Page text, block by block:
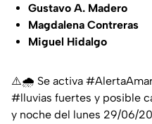
Gustavo A. Madero
Magdalena Contreras
Miguel Hidalgo
⚠️🌧️ Se activa
#lluvias fuertes y posible
y noche del lunes 29/06/